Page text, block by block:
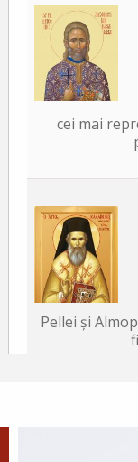
cei mai
Pellei și